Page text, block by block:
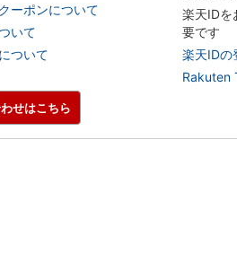
ーポンについて
いて
ついて
楽天ID
要です
楽天IDの
Rakuten
せはこちら